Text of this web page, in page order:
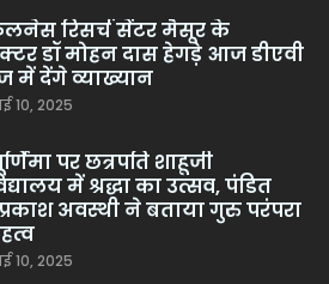
रिसर्च सेंटर मैसूर के
डॉ मोहन दास हेगड़े आज डीएवी
में देंगे व्याख्यान
10, 2025
पर छत्रपति शाहूजी
में श्रद्धा का उत्सव, पंडित
अवस्थी ने बताया गुरु परंपरा
10, 2025